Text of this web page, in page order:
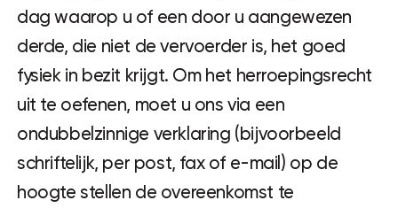
dag waarop u of een door u aangewezen
derde, die niet de vervoerder is, het goed
fysiek in bezit krijgt. Om het herroepingsrecht
uit te oefenen, moet u ons via een
ondubbelzinnige verklaring (bijvoorbeeld
schriftelijk, per post, fax of e-mail) op de
hoogte stellen de overeenkomst te